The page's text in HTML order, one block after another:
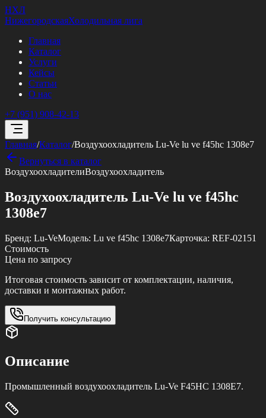
НХЛ
НижегородскаяХолодильная лига
Главная
Каталог
Услуги
Кейсы
Статьи
О нас
+7 (951) 908-42-13
Главная/Каталог/Воздухоохладитель Lu-Ve lu ve f45hc 1308e7
Вернуться в каталог
ВоздухоохладителиВоздухоохладитель
Воздухоохладитель Lu-Ve lu ve f45hc
1308e7
Бренд: Lu-VeМодель: Lu ve f45hc 1308e7Карточка: REF-02151
Стоимость
Цена по запросу
Итоговая стоимость зависит от комплектации, наличия,
доставки и монтажных работ.
Получить консультацию
Описание
Промышленный воздухоохладитель Lu-Ve F45HC 1308E7.